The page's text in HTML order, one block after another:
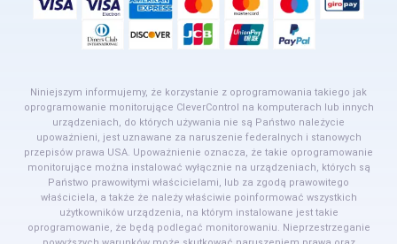
Niniejszym informujemy, że korzystanie z oprogramowania takiego jak
oprogramowanie monitorujące CleverControl na komputerach lub innych
urządzeniach, do których używania nie są Państwo należycie
upoważnieni, jest uznawane za naruszenie federalnych i stanowych
przepisów prawa USA. Upoważnienie oznacza, że takie oprogramowanie
monitorujące można instalować wyłącznie na urządzeniach, których są
Państwo prawowitymi właścicielami, lub za zgodą prawowitego
właściciela, a także że należy właściwie poinformować wszystkich
użytkowników urządzenia, na którym instalowane jest takie
oprogramowanie, że będą podlegać monitorowaniu. Nieprzestrzeganie